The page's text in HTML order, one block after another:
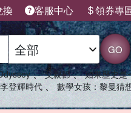
換 客服中心 領券專
GO
、 父親節 、 如果歷史是
登輝時代 、 數學女孩：黎曼猜